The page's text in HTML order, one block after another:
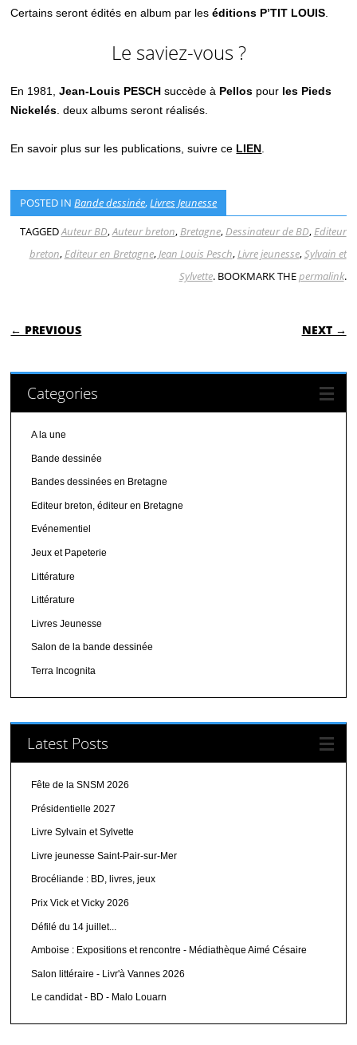
Certains seront édités en album par les éditions P’TIT LOUIS
Le saviez-vous ?
En 1981,Jean-Louis PESCHsuccède à Pellos pour les Pieds
Nickelés . deux albums seront réalisés.
En savoir plus sur les publications, suivre ce LIEN
POSTED INBande dessinée,Livres Jeunesse
TAGGEDAuteur BD,Auteur breton,Bretagne,Dessinateur de BD,Editeur
breton,Editeur en Bretagne,Jean Louis Pesch,Livre jeunesse,Sylvain et
Sylvette. BOOKMARK THEpermalink.
POST NAVIGATION
← PREVIOUS NEXT →
Categories
A la une
Bande dessinée
Bandes dessinées en Bretagne
Editeur breton, éditeur en Bretagne
Evénementiel
Jeux et Papeterie
Littérature
Littérature
Livres Jeunesse
Salon de la bande dessinée
Terra Incognita
Latest Posts
Fête de la SNSM 2026
Présidentielle 2027
Livre Sylvain et Sylvette
Livre jeunesse Saint-Pair-sur-Mer
Brocéliande : BD, livres, jeux
Prix Vick et Vicky 2026
Défilé du 14 juillet...
Amboise : Expositions et rencontre - Médiathèque Aimé Césaire
Salon littéraire - Livr'à Vannes 2026
Le candidat - BD - Malo Louarn